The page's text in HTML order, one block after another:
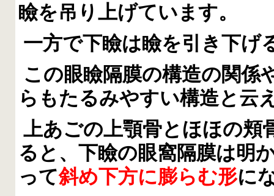
瞼を吊り上げています。
一方で下瞼は瞼を引き下げ
この眼瞼隔膜の構造の関係
らもたるみやすい構造と云
上あごの上顎骨とほほの頬
ると、下瞼の眼窩隔膜は明
って斜め下方に膨らむ形に